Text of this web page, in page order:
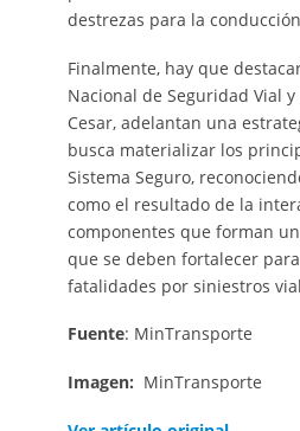
destrezas para la
Finalmente, hay que
Nacional de Seguridad Vial
Cesar, adelantan una
busca materializar los
Sistema Seguro,
como el resultado de la
componentes que forman
que se deben fortalecer
fatalidades por siniestros
Fuente: MinTransporte
Imagen: MinTransporte